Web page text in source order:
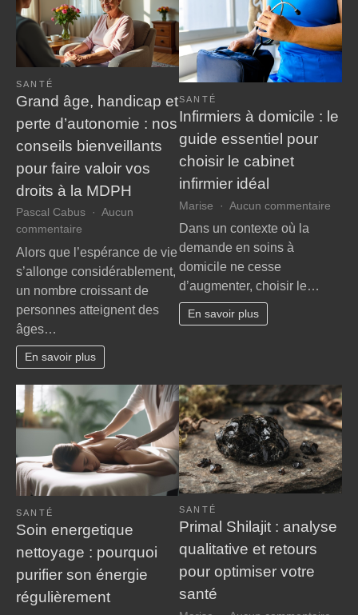
SANTÉ
Grand âge, handicap et
perte d’autonomie : nos
conseils bienveillants
pour faire valoir vos
droits à la MDPH
Pascal Cabus
Aucun
commentaire
Grand
âge,
handicap
et
perte
:
nos
bienveillants
pour
faire
valoir
vos
droits
à
MDPH
Alors que l’espérance de vie
s’allonge considérablement,
un nombre croissant de
personnes atteignent des
âges…
En savoir plus
SANTÉ
Infirmiers à domicile : le
guide essentiel pour
choisir le cabinet
infirmier idéal
Marise Aucun commentaire
idéal
Dans un contexte où la
demande en soins à
domicile ne cesse
d’augmenter, choisir le…
En savoir plus
SANTÉ
Soin energetique
nettoyage : pourquoi
purifier son énergie
régulièrement
SANTÉ
Primal Shilajit : analyse
qualitative et retours
pour optimiser votre
santé